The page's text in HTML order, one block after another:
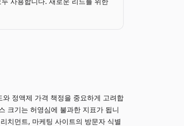
정액제 가격 책정을 중요하게 고려합
크기는 허영심에 불과한 지표가 됩니
치먼트, 마케팅 사이트의 방문자 식별